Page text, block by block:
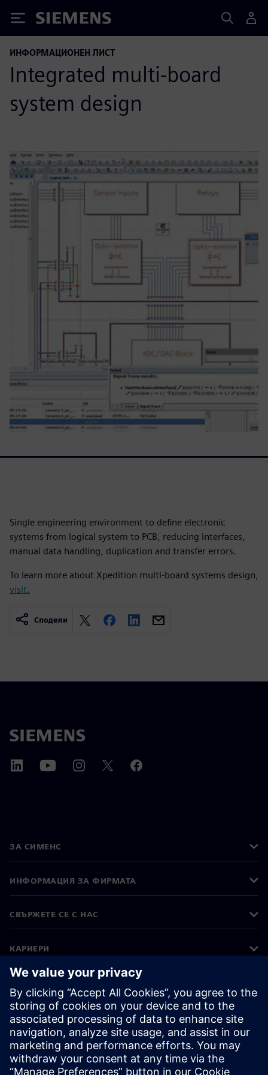
Siemens
ИНФОРМАЦИОНЕН ЛИСТ
Integrated multi-board
system design
Single engineering environment to define electronic
systems from logical system to PCB, reducing interfaces,
manual data handling, duplication and transfer errors.
To learn more about Xpedition multi-board systems design,
visit.
Сподели
ЗА СИМЕНС
ИНФОРМАЦИЯ ЗА ФИРМАТА
СВЪРЖЕТЕ СЕ С НАС
КАРИЕРИ
©Siemens 2026
Корпоративна информация
Известие за поверителност